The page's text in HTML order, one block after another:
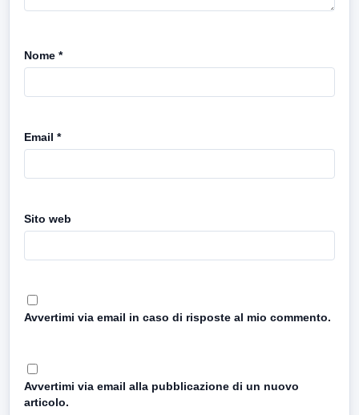
Nome *
Email *
Sito web
Avvertimi via email in caso di risposte al mio commento.
Avvertimi via email alla pubblicazione di un nuovo
articolo.